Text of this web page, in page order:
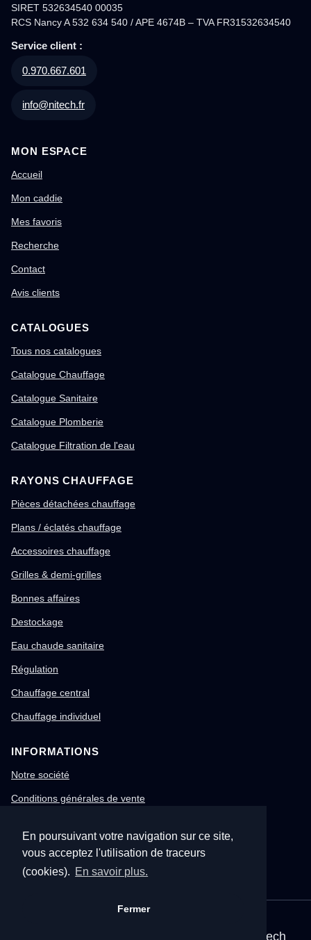
En poursuivant votre navigation sur ce site,
vous acceptez l'utilisation de traceurs
(cookies). En savoir plus.
Fermer
SIRET 532634540 00035
RCS Nancy A 532 634 540 / APE 4674B – TVA FR31532634540
Service client :
0.970.667.601
info@nitech.fr
MON ESPACE
Accueil
Mon caddie
Mes favoris
Recherche
Contact
Avis clients
CATALOGUES
Tous nos catalogues
Catalogue Chauffage
Catalogue Sanitaire
Catalogue Plomberie
Catalogue Filtration de l'eau
RAYONS CHAUFFAGE
Pièces détachées chauffage
Plans / éclatés chauffage
Accessoires chauffage
Grilles & demi-grilles
Bonnes affaires
Destockage
Eau chaude sanitaire
Régulation
Chauffage central
Chauffage individuel
INFORMATIONS
Notre société
Conditions générales de vente
Gestion des cookies
Confidentialité & RGPD
Site corporate Nitech